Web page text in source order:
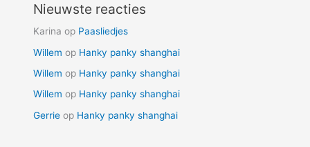
Nieuwste reacties
Karina op Paasliedjes
Willem op Hanky panky shanghai
Willem op Hanky panky shanghai
Willem op Hanky panky shanghai
Gerrie op Hanky panky shanghai